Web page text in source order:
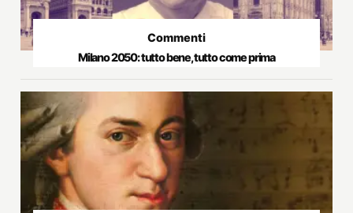
Commenti
Milano 2050: tutto bene, tutto come prima